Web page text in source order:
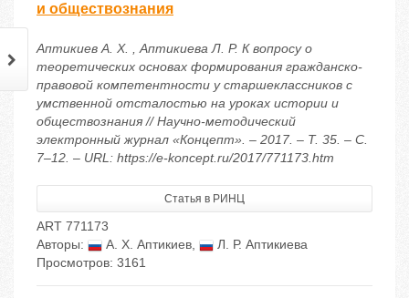
и обществознания
Аптикиев А. Х. , Аптикиева Л. Р. К вопросу о
теоретических основах формирования гражданско-
правовой компетентности у старшеклассников с
умственной отсталостью на уроках истории и
обществознания // Научно-методический
электронный журнал «Концепт». – 2017. – Т. 35. – С.
7–12. – URL: https://e-koncept.ru/2017/771173.htm
Статья в РИНЦ
ART 771173
Авторы:
А. Х. Аптикиев,
Л. Р. Аптикиева
Просмотров: 3161